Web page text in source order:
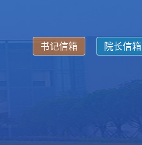
书记信箱 院长信箱